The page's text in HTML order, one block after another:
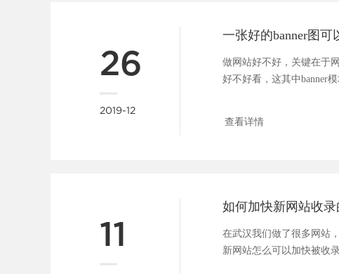
26
2019-12
做网站好不好，关键在于
好不好看，这其中banner
查看详情
11
如何加快新网站收录
在武汉我们做了很多网站
新网站怎么可以加快被收